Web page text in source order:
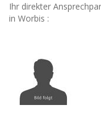
Ihr direkter
in Worbis :